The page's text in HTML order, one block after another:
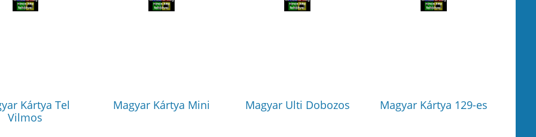
Kártya Tel
Vilmos
Magyar Kártya Mini Magyar Ulti Dobozos Magyar Kártya 129-es